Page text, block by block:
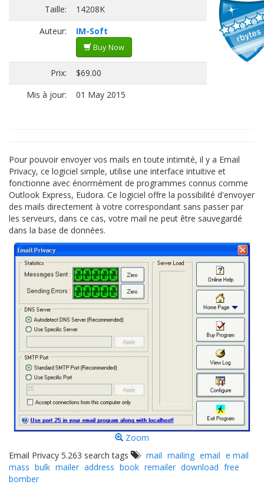
Taille:
14208K
Auteur:
IM-Soft
Buy Now
Prix:
$69.00
Mis à jour:
01 May 2015
Pour pouvoir envoyer vos mails en toute intimité, il y a Email
Privacy, ce logiciel simple, utilise une interface intuitive et
fonctionne avec énormément de programmes connus comme
Outlook Express, Eudora. Ce logiciel offre la possibilité d'envoyer
des mails directement à votre correspondant sans passer par
les serveurs, dans ce cas, votre mail ne peut être sauvegardé
dans la base de données.
Zoom
Email Privacy 5.263 search tags
mail mailing email e mail
mass bulk mailer address book remailer download free
bomber